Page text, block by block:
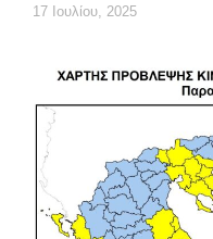
17 Ιουλίου, 2025